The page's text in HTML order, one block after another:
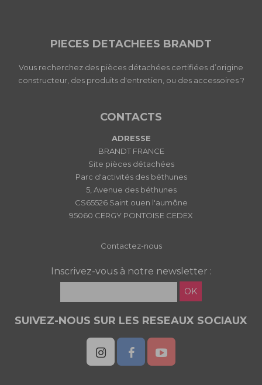
PIECES DETACHEES BRANDT
Vous recherchez des pièces détachées certifiées d’origine
constructeur, des produits d'entretien, ou des accessoires ?
CONTACTS
ADRESSE
BRANDT FRANCE
Site pièces détachées
Parc d'activités des béthunes
5, Avenue des béthunes
CS65526 Saint ouen l'aumône
95060 CERGY PONTOISE CEDEX
Contactez-nous
Inscrivez-vous à notre newsletter :
OK
SUIVEZ-NOUS SUR LES RESEAUX SOCIAUX